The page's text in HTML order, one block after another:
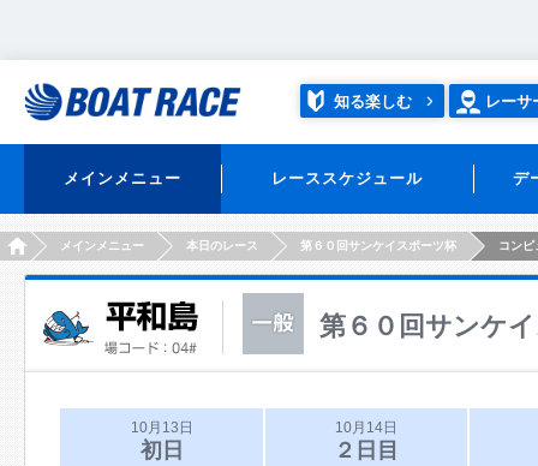
知る楽しむ レーサ
メインメニュー レーススケジュール デ
HOMEメインメニュー 本日のレース 第６０回サンケイスポーツ杯 コンピ
第６０回サンケ
10月13日
初日
10月14日
２日目